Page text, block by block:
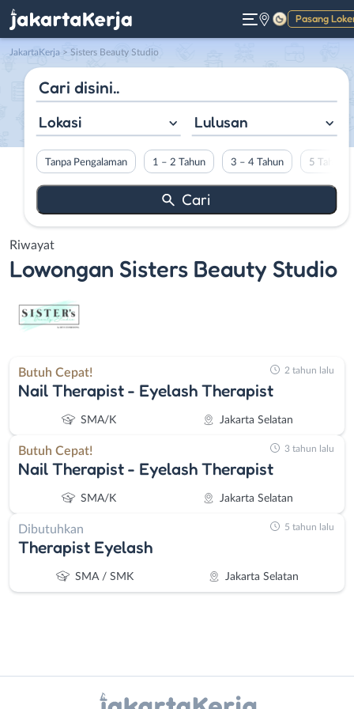
Pasang
Gelap
JakartaKerja > Sisters Beauty Studio
Lokasi Lulusan
Tanpa Pengalaman 1 – 2 Tahun 3 – 4 Tahun 5 Tahun
Riwayat
Lowongan Sisters Beauty Studio
Butuh Cepat!
Nail Therapist - Eyelash Therapist
SMA/K Jakarta Selatan
2 tahun lalu
Butuh Cepat!
Nail Therapist - Eyelash Therapist
SMA/K Jakarta Selatan
3 tahun lalu
Dibutuhkan
Therapist Eyelash
SMA / SMK Jakarta Selatan
5 tahun lalu
Administrasi
Bebas
X - Twitter Telegram